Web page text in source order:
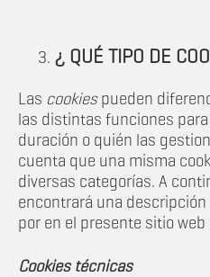
¿ QUÉ TIPO DE
Las cookiespueden
las distintas funciones
duración o quién las
cuenta que una misma
diversas categorías. A
encontrará una
por en el presente sitio web
Cookies técnicas